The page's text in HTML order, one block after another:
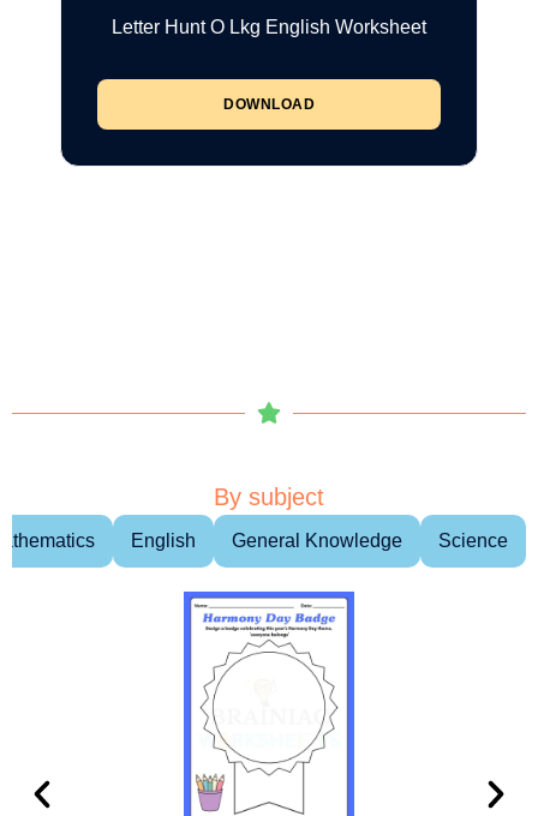
Letter Hunt O Lkg English Worksheet
DOWNLOAD
By subject
English General Knowledge Science